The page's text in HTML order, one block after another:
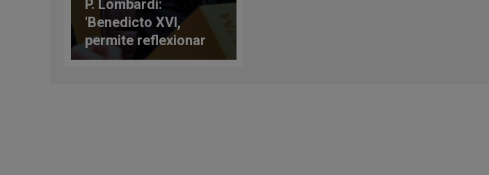
P. Lombardi:
'Benedicto XVI,
permite reflexionar
sobre la verdad y el